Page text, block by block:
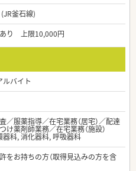
釜石線)
り 上限10,000円
ルバイト
／服薬指導／在宅業務（居宅）／配達
け薬剤師業務／在宅業務（施設）
器科, 消化器科, 呼吸器科
をお持ちの方（取得見込みの方を含